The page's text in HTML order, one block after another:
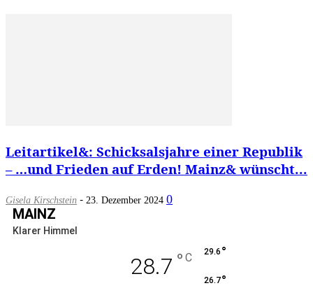
Leitartikel&: Schicksalsjahre einer Republik
– …und Frieden auf Erden! Mainz& wünscht...
Gisela Kirschstein - 23. Dezember 2024 0
MAINZ
Klarer Himmel
28.7 ° C 29.6 °
26.7°